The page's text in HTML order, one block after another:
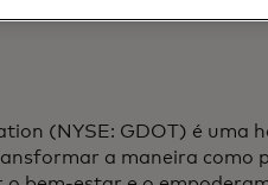
a melhores resultados
(NYSE: GDOT) é uma
a maneira como